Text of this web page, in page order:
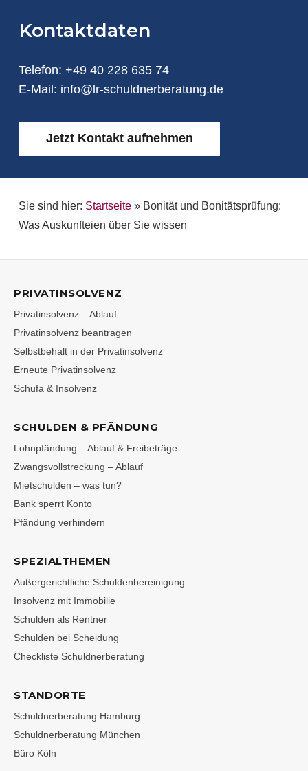
Kontaktdaten
Telefon: +49 40 228 635 74
E-Mail: info@lr-schuldnerberatung.de
Jetzt Kontakt aufnehmen
Sie sind hier: Startseite » Bonität und Bonitätsprüfung:
Was Auskunfteien über Sie wissen
PRIVATINSOLVENZ
Privatinsolvenz – Ablauf
Privatinsolvenz beantragen
Selbstbehalt in der Privatinsolvenz
Erneute Privatinsolvenz
Schufa & Insolvenz
SCHULDEN & PFÄNDUNG
Lohnpfändung – Ablauf & Freibeträge
Zwangsvollstreckung – Ablauf
Mietschulden – was tun?
Bank sperrt Konto
Pfändung verhindern
SPEZIALTHEMEN
Außergerichtliche Schuldenbereinigung
Insolvenz mit Immobilie
Schulden als Rentner
Schulden bei Scheidung
Checkliste Schuldnerberatung
STANDORTE
Schuldnerberatung Hamburg
Schuldnerberatung München
Büro Köln